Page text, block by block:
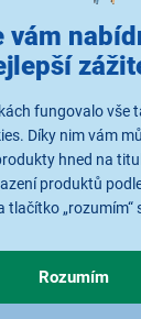
vám
fungovalo vše
Díky nim vám
hned na
produktů
tlačítko „rozumím“
zobrazení cílených
s cookies a
Rozumím